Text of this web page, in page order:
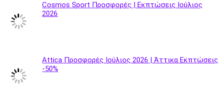
Cosmos Sport Προσφορές | Εκπτώσεις Ιούλιος
2026
Attica Προσφορές Ιούλιος 2026 | Άττικα Εκπτώσεις
-50%